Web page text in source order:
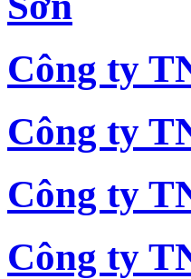
Công ty
Công ty
Công ty
Công ty